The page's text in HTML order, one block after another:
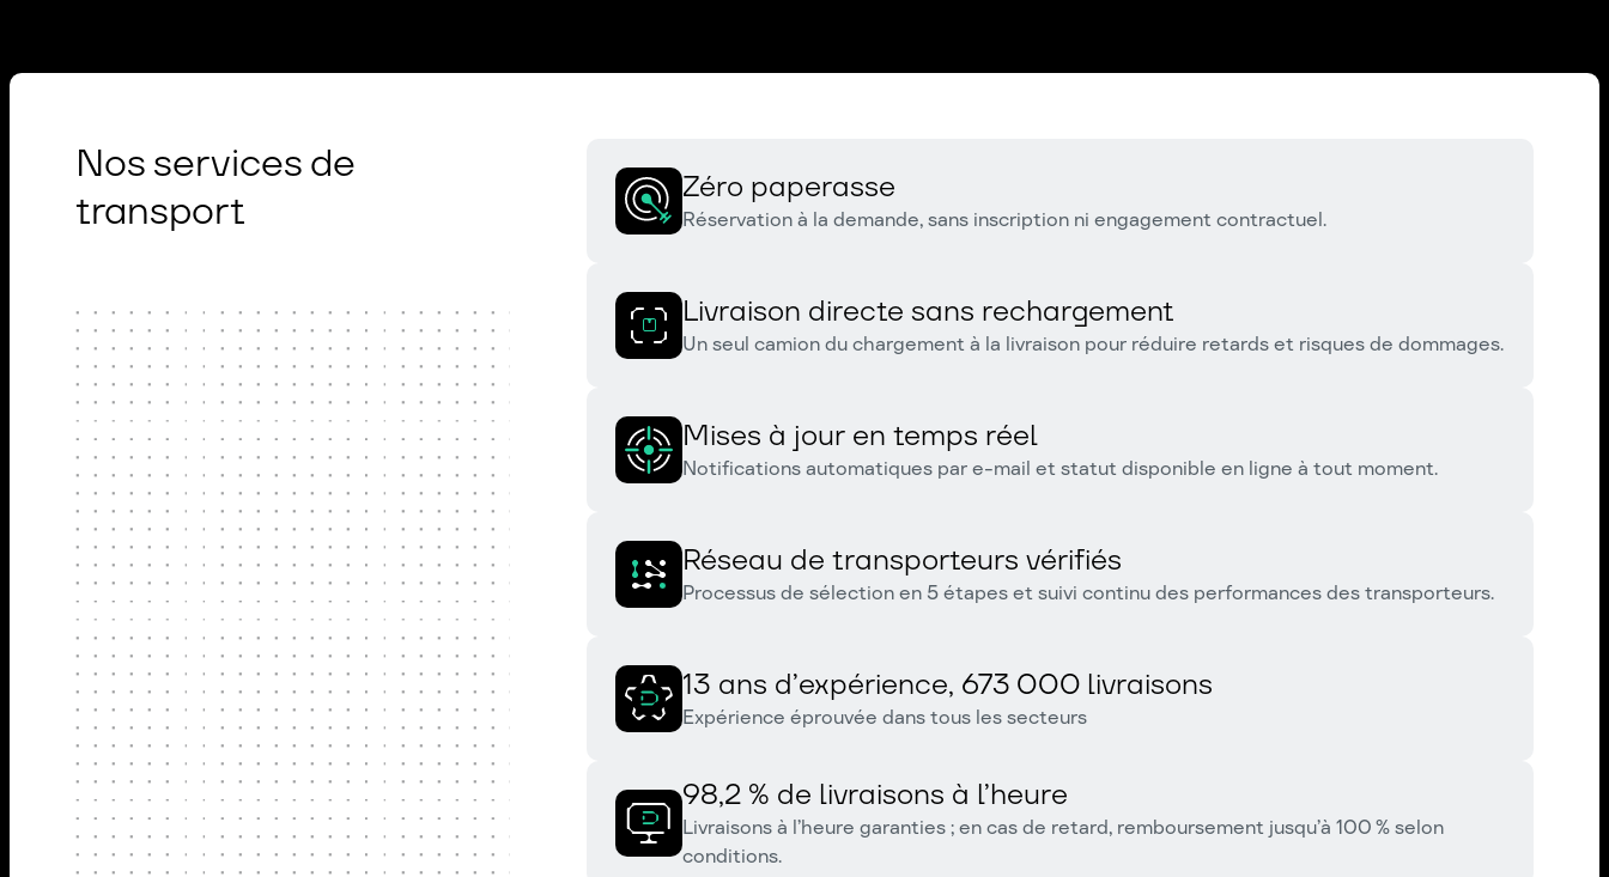
Nos services de
transport
Zéro paperasse
Réservation à la demande, sans inscription ni engagement contractuel.
Livraison directe sans rechargement
Un seul camion du chargement à la livraison pour réduire retards et risques de dommages.
Mises à jour en temps réel
Notifications automatiques par e-mail et statut disponible en ligne à tout moment.
Réseau de transporteurs vérifiés
Processus de sélection en 5 étapes et suivi continu des performances des transporteurs.
13 ans d’expérience, 673 000 livraisons
Expérience éprouvée dans tous les secteurs
98,2 % de livraisons à l’heure
Livraisons à l’heure garanties ; en cas de retard, remboursement jusqu’à 100 % selon
conditions.